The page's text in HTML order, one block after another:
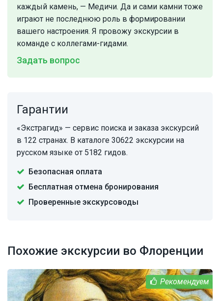
каждый камень, — Медичи. Да и сами камни тоже
играют не последнюю роль в формировании
вашего настроения. Я провожу экскурсии в
команде с коллегами-гидами.
Задать вопрос
Гарантии
«Экстрагид» — сервис поиска и заказа экскурсий
в 122 странах. В каталоге 30622 экскурсии на
русском языке от 5182 гидов.
Безопасная оплата
Бесплатная отмена бронирования
Проверенные экскурсоводы
Похожие экскурсии во Флоренции